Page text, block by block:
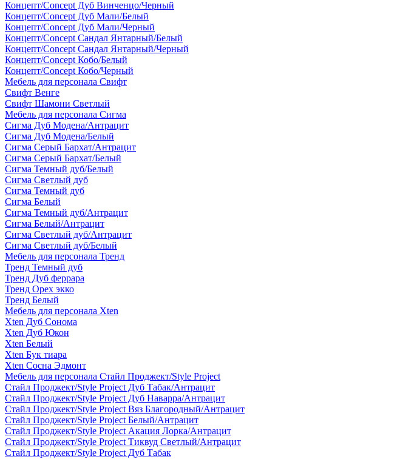
Концепт/Concept Дуб Винченцо/Черный
Концепт/Concept Дуб Мали/Белый
Концепт/Concept Дуб Мали/Черный
Концепт/Concept Сандал Янтарный/Белый
Концепт/Concept Сандал Янтарный/Черный
Концепт/Concept Кобо/Белый
Концепт/Concept Кобо/Черный
Мебель для персонала Свифт
Свифт Венге
Свифт Шамони Светлый
Мебель для персонала Сигма
Сигма Дуб Модена/Антрацит
Сигма Дуб Модена/Белый
Сигма Серый Бархат/Антрацит
Сигма Серый Бархат/Белый
Сигма Темный дуб/Белый
Сигма Светлый дуб
Сигма Темный дуб
Сигма Белый
Сигма Темный дуб/Антрацит
Сигма Белый/Антрацит
Сигма Светлый дуб/Антрацит
Сигма Светлый дуб/Белый
Мебель для персонала Тренд
Тренд Темный дуб
Тренд Дуб феррара
Тренд Орех экко
Тренд Белый
Мебель для персонала Xten
Xten Дуб Сонома
Xten Дуб Юкон
Xten Белый
Xten Бук тиара
Xten Сосна Эдмонт
Мебель для персонала Стайл Проджект/Style Project
Стайл Проджект/Style Project Дуб Табак/Антрацит
Стайл Проджект/Style Project Дуб Наварра/Антрацит
Стайл Проджект/Style Project Вяз Благородный/Антрацит
Стайл Проджект/Style Project Белый/Антрацит
Стайл Проджект/Style Project Акация Лорка/Антрацит
Стайл Проджект/Style Project Тиквуд Светлый/Антрацит
Стайл Проджект/Style Project Дуб Табак